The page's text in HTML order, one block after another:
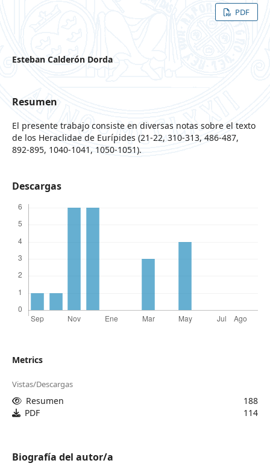
PDF
Esteban Calderón Dorda
Resumen
El presente trabajo consiste en diversas notas sobre el texto
de los Heraclidae de Eurípides (21-22, 310-313, 486-487,
892-895, 1040-1041, 1050-1051).
Descargas
Metrics
Vistas/Descargas
Resumen
188
PDF
114
Biografía del autor/a